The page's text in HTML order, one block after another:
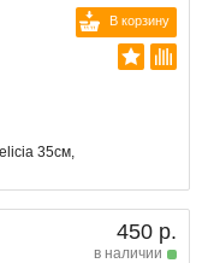
В корзину
35см,
450 р.
в наличии